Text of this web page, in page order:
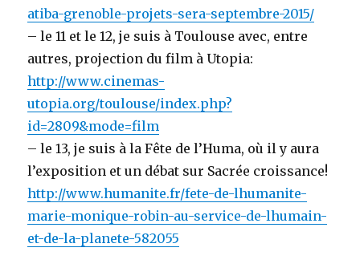
atiba-grenoble-projets-sera-septembre-2015/
– le 11 et le 12, je suis à Toulouse avec, entre
autres, projection du film à Utopia:
http://www.cinemas-
utopia.org/toulouse/index.php?
id=2809&mode=film
– le 13, je suis à la Fête de l’Huma, où il y aura
l’exposition et un débat sur Sacrée croissance!
http://www.humanite.fr/fete-de-lhumanite-
marie-monique-robin-au-service-de-lhumain-
et-de-la-planete-582055